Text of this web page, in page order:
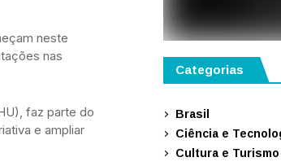
neste
nas
faz parte do
e ampliar
Categorias
Brasil
Ciência e
Cultura e Turismo